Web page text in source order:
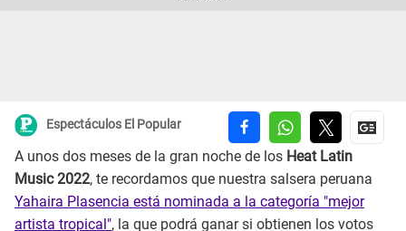
Espectáculos El Popular
A unos dos meses de la gran noche de los Heat Latin
Music 2022, te recordamos que nuestra salsera peruana
Yahaira Plasencia está nominada a la categoría "mejor
artista tropical", la que podrá ganar si obtienen los votos